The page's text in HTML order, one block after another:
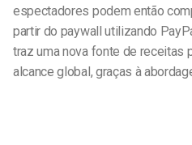
espectadores podem então
partir do paywall utilizando
traz uma nova fonte de receitas
alcance global, graças à